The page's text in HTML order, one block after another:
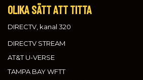
OLIKA SÄTT ATT TITTA
DIRECTV, kanal 320
DIRECTV STREAM
AT&T U-VERSE
TAMPA BAY WFTT